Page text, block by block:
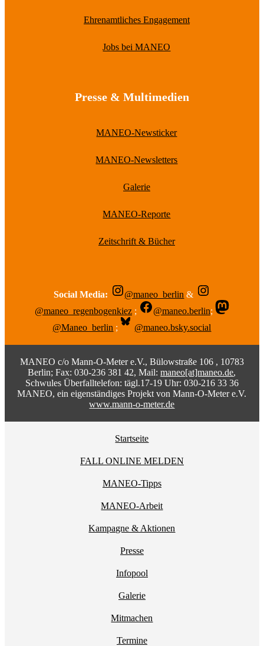
Ehrenamtliches Engagement
Jobs bei MANEO
Presse & Multimedien
MANEO-Newsticker
MANEO-Newsletters
Galerie
MANEO-Reporte
Zeitschrift & Bücher
Social Media: @maneo_berlin &
@maneo_regenbogenkiez ; @maneo.berlin;
@Maneo_berlin ; @maneo.bsky.social
MANEO c/o Mann-O-Meter e.V., Bülowstraße 106 , 10783
Berlin; Fax: 030-236 381 42, Mail:maneo[at]maneo.de,
Schwules Überfalltelefon: tägl.17-19 Uhr: 030-216 33 36
MANEO, ein eigenständiges Projekt von Mann-O-Meter e.V.
www.mann-o-meter.de
Startseite
FALL ONLINE MELDEN
MANEO-Tipps
MANEO-Arbeit
Kampagne & Aktionen
Presse
Infopool
Galerie
Mitmachen
Termine